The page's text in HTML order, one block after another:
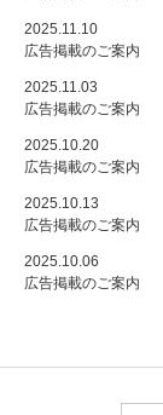
2025.11.10
広告掲載のご案内
2025.11.03
広告掲載のご案内
2025.10.20
広告掲載のご案内
2025.10.13
広告掲載のご案内
2025.10.06
広告掲載のご案内